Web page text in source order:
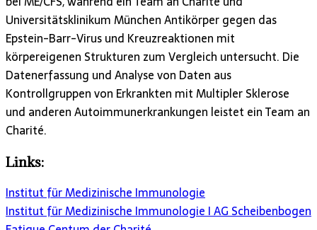
Universitätsklinikum München Antikörper gegen das
Epstein-Barr-Virus und Kreuzreaktionen mit
körpereigenen Strukturen zum Vergleich untersucht. Die
Datenerfassung und Analyse von Daten aus
Kontrollgruppen von Erkrankten mit Multipler Sklerose
und anderen Autoimmunerkrankungen leistet ein Team an
Charité.
Links:
Institut für Medizinische Immunologie
Institut für Medizinische Immunologie I AG Scheibenbogen